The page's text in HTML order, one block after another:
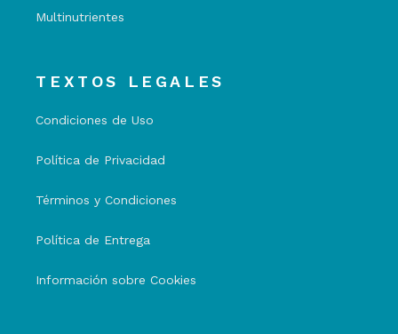
Multinutrientes
TEXTOS LEGALES
Condiciones de Uso
Política de Privacidad
Términos y Condiciones
Política de Entrega
Información sobre Cookies